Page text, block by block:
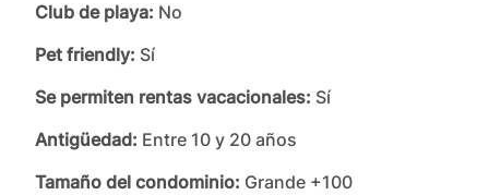
Club de playa: No
Pet friendly: Sí
Se permiten rentas vacacionales: Sí
Antigüedad: Entre 10 y 20 años
Tamaño del condominio: Grande +100